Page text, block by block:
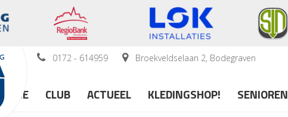
0172 - 614959 Broekveldselaan 2, Bodegraven
HOME CLUB ACTUEEL KLEDINGSHOP! SENIOREN